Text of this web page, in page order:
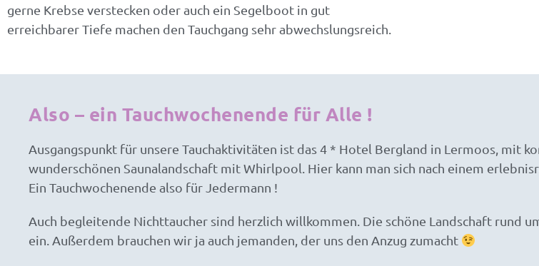
gerne Krebse verstecken oder auch ein Segelboot in gut
erreichbarer Tiefe machen den Tauchgang sehr abwechslungsreich.
Also – ein Tauchwochenende für Alle !
Ausgangspunkt für unsere Tauchaktivitäten ist das 4 * Hotel Bergland in Lermoos, mit
wunderschönen Saunalandschaft mit Whirlpool. Hier kann man sich nach einem
Ein Tauchwochenende also für Jedermann !
Auch begleitende Nichttaucher sind herzlich willkommen. Die schöne Landschaft rund
ein. Außerdem brauchen wir ja auch jemanden, der uns den Anzug zumacht